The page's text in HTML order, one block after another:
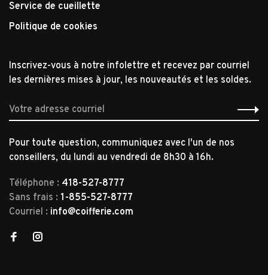
Service de cueillette
Politique de cookies
Inscrivez-vous à notre infolettre et recevez par courriel
les dernières mises à jour, les nouveautés et les soldes.
Pour toute question, communiquez avec l'un de nos
conseillers, du lundi au vendredi de 8h30 à 16h.
Téléphone : 418-527-8777
Sans frais : 1-855-527-8777
Courriel : info@coifferie.com